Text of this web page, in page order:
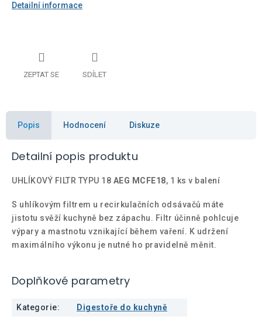
Detailní informace
ZEPTAT SE SDÍLET
Popis Hodnocení Diskuze
Detailní popis produktu
UHLÍKOVÝ FILTR TYPU 18 AEG MCFE18, 1 ks v balení
S uhlíkovým filtrem u recirkulačních odsávačů máte
jistotu svěží kuchyně bez zápachu. Filtr účinně pohlcuje
výpary a mastnotu vznikající během vaření. K udržení
maximálního výkonu je nutné ho pravidelně měnit.
Doplňkové parametry
Kategorie:
Digestoře do kuchyně